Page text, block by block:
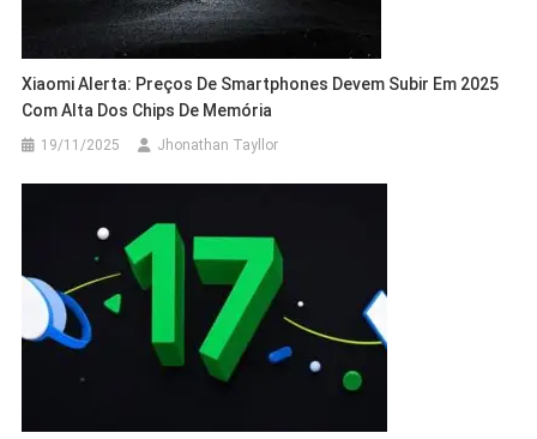
Xiaomi Alerta: Preços De Smartphones Devem Subir Em 2025
Com Alta Dos Chips De Memória
19/11/2025 Jhonathan Tayllor